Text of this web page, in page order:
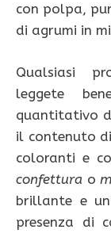
con polpa,
di agrumi in
Qualsiasi
leggete
quantitativo
il contenuto di
coloranti e
confettura o
brillante e
presenza di